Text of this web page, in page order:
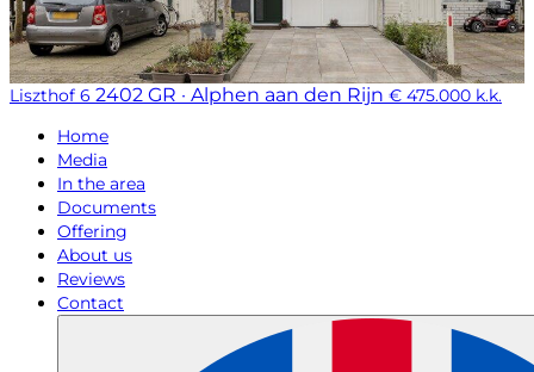
Liszthof 6 2402 GR · Alphen aan den Rijn € 475.000 k.k.
Home
Media
In the area
Documents
Offering
About us
Reviews
Contact